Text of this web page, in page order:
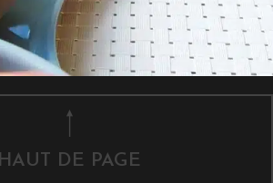
HAUT DE PAGE